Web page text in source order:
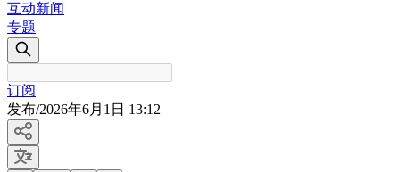
互动新闻
专题
订阅
发布/2026年6月1日 13:12